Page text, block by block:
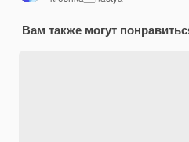
Вам также могут